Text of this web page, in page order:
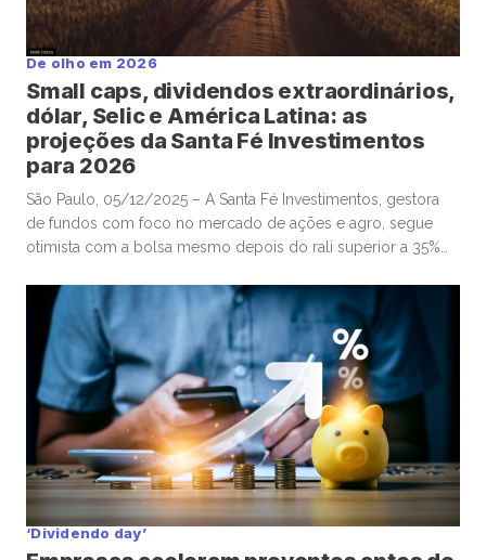
De olho em 2026
Small caps, dividendos extraordinários,
dólar, Selic e América Latina: as
projeções da Santa Fé Investimentos
para 2026
São Paulo, 05/12/2025 – A Santa Fé Investimentos, gestora
de fundos com foco no mercado de ações e agro, segue
otimista com a bolsa mesmo depois do rali superior a 35%
Lima Journal, o sócio e gestor Gabriel Diniz Junqueira
defendeu que o movimento de alta dos ativos de […]
‘Dividendo day’